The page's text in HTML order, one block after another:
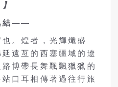
結——
。煌者，光輝熾盛
遠亙的西塞疆域的遼
博帶長舞飄飄獵獵的
口耳相傳著過往行旅